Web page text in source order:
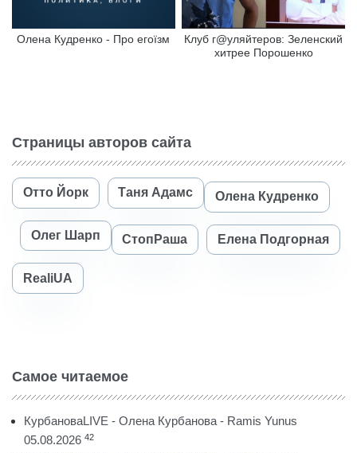
Олена Кудренко - Про егоїзм
Клуб г@уляйтеров: Зеленский
хитрее Порошенко
Страницы авторов сайта
Отто Йорк Таня Адамс Олена Кудренко
Олег Шарп СтопРаша Елена Подгорная
RealiUA
Самое читаемое
КурбановаLIVE - Олена Курбанова - Ramis Yunus
05.08.2026 42